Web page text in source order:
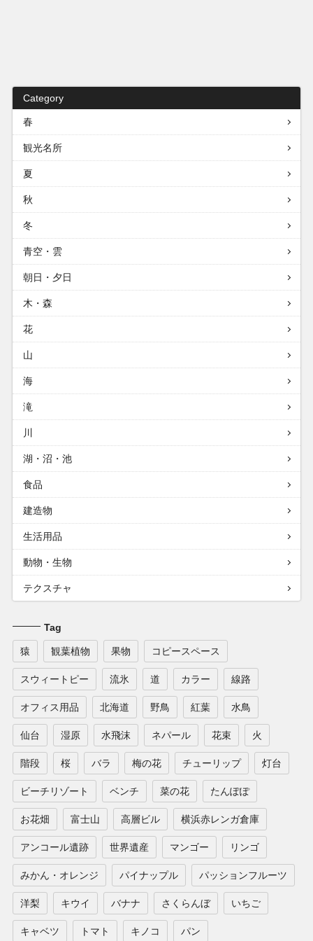
Category
春
観光名所
夏
秋
冬
青空・雲
朝日・夕日
木・森
花
山
海
滝
川
湖・沼・池
食品
建造物
生活用品
動物・生物
テクスチャ
Tag
猿 観葉植物 果物 コピースペース
スウィートピー 流氷 道 カラー 線路
オフィス用品 北海道 野鳥 紅葉 水鳥
仙台 湿原 水飛沫 ネパール 花束 火
階段 桜 バラ 梅の花 チューリップ 灯台
ビーチリゾート ベンチ 菜の花 たんぽぽ
お花畑 富士山 高層ビル 横浜赤レンガ倉庫
アンコール遺跡 世界遺産 マンゴー リンゴ
みかん・オレンジ パイナップル パッションフルーツ
洋梨 キウイ バナナ さくらんぼ いちご
キャベツ トマト キノコ パン